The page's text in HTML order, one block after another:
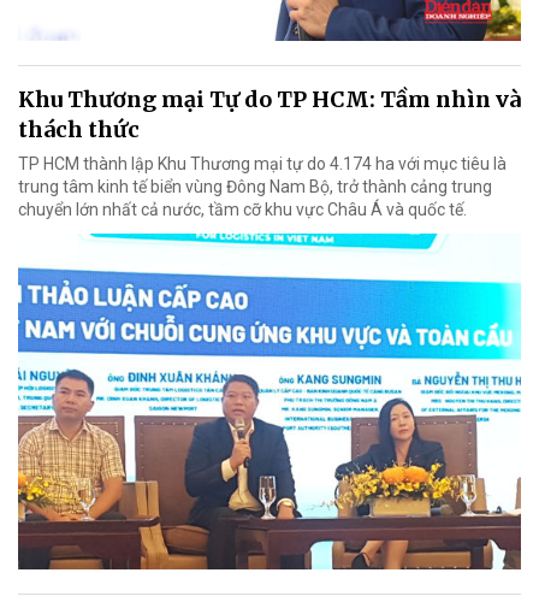
Khu Thương mại Tự do TP HCM: Tầm nhìn và
thách thức
TP HCM thành lập Khu Thương mại tự do 4.174 ha với mục tiêu là
trung tâm kinh tế biển vùng Đông Nam Bộ, trở thành cảng trung
chuyển lớn nhất cả nước, tầm cỡ khu vực Châu Á và quốc tế.